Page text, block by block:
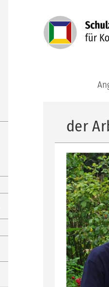
für
KBT
und
KuF
und
der